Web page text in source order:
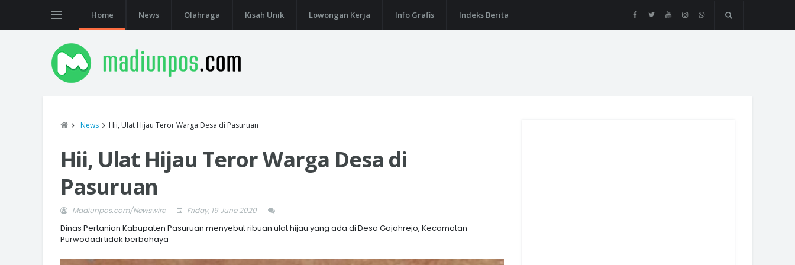
Home News Olahraga Kisah Unik Lowongan Kerja Info Grafis Indeks Berita
News Hii, Ulat Hijau Teror Warga Desa di Pasuruan
Hii, Ulat Hijau Teror Warga Desa di
Pasuruan
Madiunpos.com/Newswire Friday, 19 June 2020
Dinas Pertanian Kabupaten Pasuruan menyebut ribuan ulat hijau yang ada di Desa Gajahrejo, Kecamatan
Purwodadi tidak berbahaya